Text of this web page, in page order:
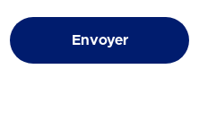
Envoyer